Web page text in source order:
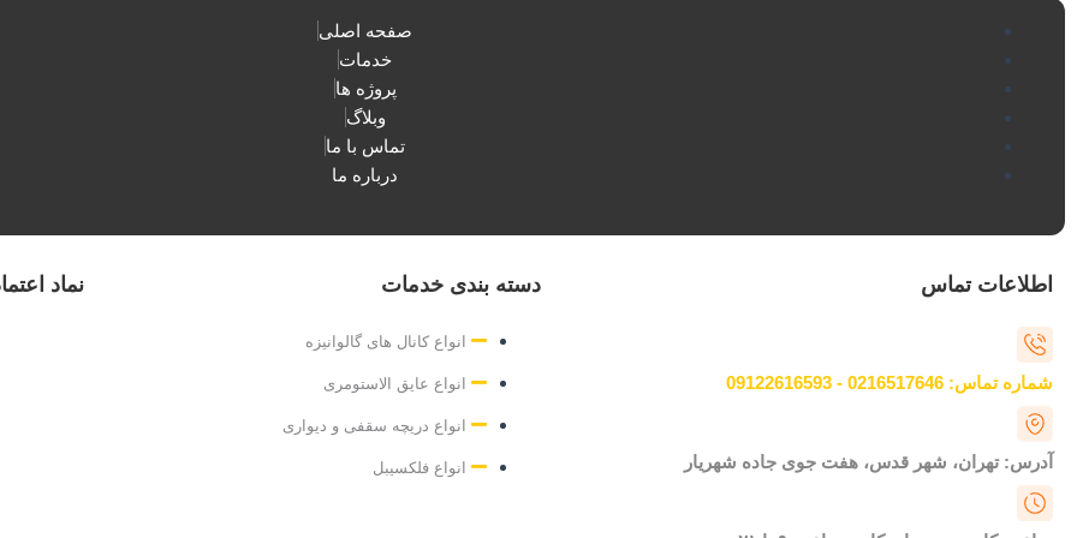
صفحه اصلی
خدمات
پروژه ها
وبلاگ
تماس با ما
درباره ما
اطلاعات تماس
شماره تماس: 0216517646 - 09122616593
آدرس: تهران، شهر قدس، هفت جوی جاده شهریار
دسته بندی خدمات
انواع کانال های گالوانیزه
انواع عایق الاستومری
انواع دریچه سقفی و دیواری
انواع فلکسیبل
نماد